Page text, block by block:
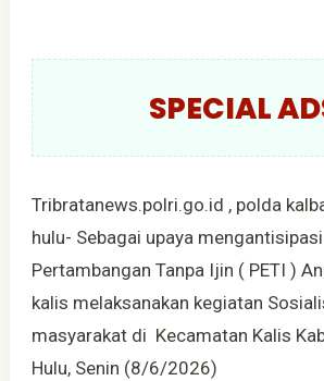
SPECIAL
Tribratanews.polri.go.id , polda
hulu- Sebagai upaya
Pertambangan Tanpa Ijin ( PETI )
kalis melaksanakan kegiatan
masyarakat di Kecamatan Kalis
Hulu, Senin (8/6/2026)